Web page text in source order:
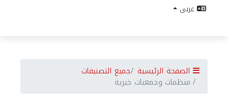
عربى
الصفحة الرئيسية جميع التصنيفات
منظمات وجمعيات خيرية